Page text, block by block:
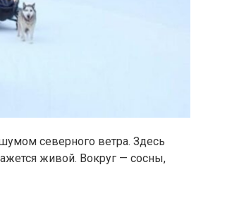
северного ветра. Здесь
живой. Вокруг — сосны,